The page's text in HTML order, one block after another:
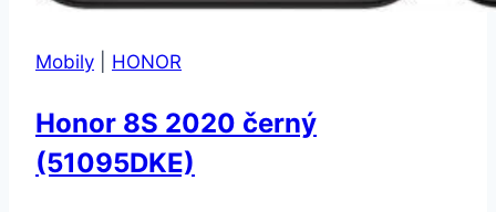
Mobily HONOR
Honor 8S 2020 černý
(51095DKE)